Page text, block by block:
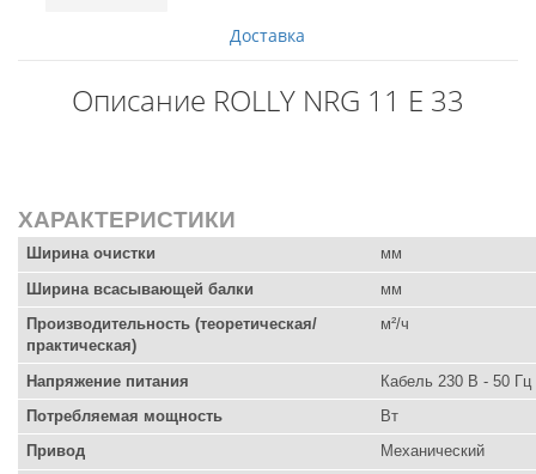
Доставка
Описание ROLLY NRG 11 E 33
ХАРАКТЕРИСТИКИ
Ширина очистки
мм
Ширина всасывающей балки
мм
Производительность (теоретическая/
практическая)
м²/ч
Напряжение питания
Кабель 230 В - 50 Гц
Потребляемая мощность
Вт
Привод
Механический